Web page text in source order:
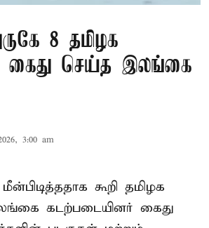
8 தமிழக
செய்த இலங்கை
3:00 am
கூறி தமிழக
கடற்படையினர் கைது